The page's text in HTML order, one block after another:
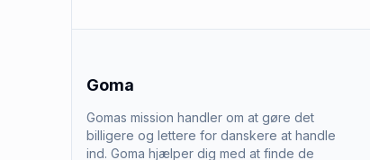
Goma
Gomas mission handler om at gøre det
billigere og lettere for danskere at handle
ind. Goma hjælper dig med at finde de